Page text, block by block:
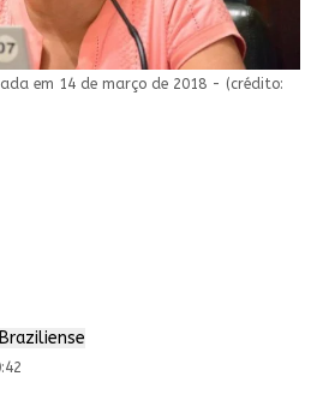
em 14 de março de 2018 - (crédito: